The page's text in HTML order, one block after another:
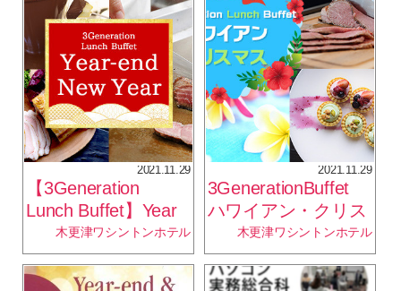
2021.11.29
【3Generation
Lunch Buffet】Year
end・New Year
木更津ワシントンホテル
2021.11.29
3GenerationBuffet
ハワイアン・クリス
マス(ランチ＆ディ
ナー)
木更津ワシントンホテル